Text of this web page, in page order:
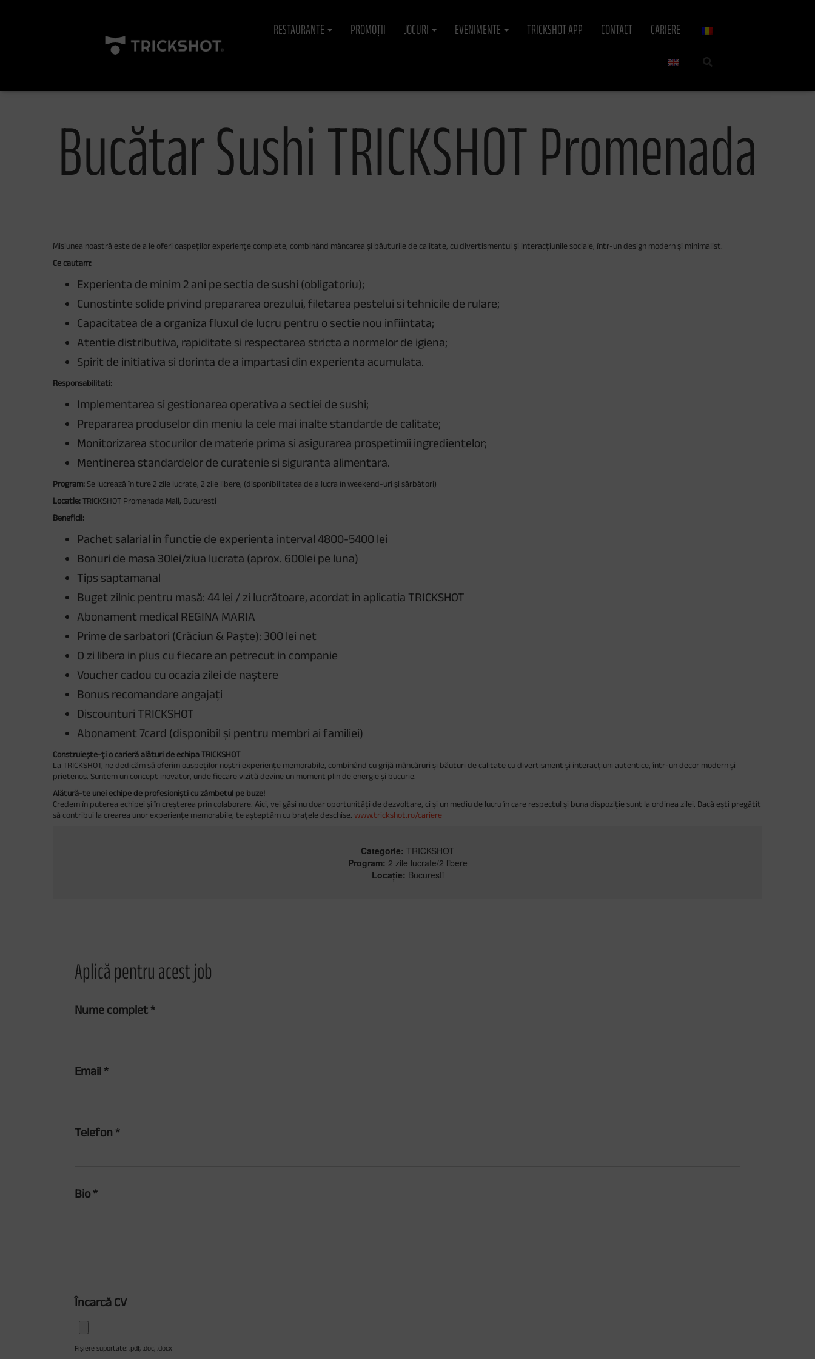
RESTAURANTE PROMOȚII JOCURI EVENIMENTE TRICKSHOT APP CONTACT CARIERE
Bucătar Sushi TRICKSHOT Promenada
Misiunea noastră este de a le oferi oaspeților experiențe complete, combinând mâncarea și băuturile de calitate, cu divertismentul și interacțiunile sociale, într-un design modern și minimalist.
Ce cautam:
Experienta de minim 2 ani pe sectia de sushi (obligatoriu);
Cunostinte solide privind prepararea orezului, filetarea pestelui si tehnicile de rulare;
Capacitatea de a organiza fluxul de lucru pentru o sectie nou infiintata;
Atentie distributiva, rapiditate si respectarea stricta a normelor de igiena;
Spirit de initiativa si dorinta de a impartasi din experienta acumulata.
Responsabilitati:
Implementarea si gestionarea operativa a sectiei de sushi;
Prepararea produselor din meniu la cele mai inalte standarde de calitate;
Monitorizarea stocurilor de materie prima si asigurarea prospetimii ingredientelor;
Mentinerea standardelor de curatenie si siguranta alimentara.
Program: Se lucrează în ture 2 zile lucrate, 2 zile libere, (disponibilitatea de a lucra în weekend-uri și sărbători)
Locatie:TRICKSHOT Promenada Mall, Bucuresti
Beneficii:
Pachet salarial in functie de experienta interval 4800-5400 lei
Bonuri de masa 30lei/ziua lucrata (aprox. 600lei pe luna)
Tips saptamanal
Buget zilnic pentru masă: 44 lei / zi lucrătoare, acordat in aplicatia TRICKSHOT
Abonament medical REGINA MARIA
Prime de sarbatori (Crăciun & Paște): 300 lei net
O zi libera in plus cu fiecare an petrecut in companie
Voucher cadou cu ocazia zilei de naștere
Bonus recomandare angajați
Discounturi TRICKSHOT
Abonament 7card (disponibil și pentru membri ai familiei)
Construiește-ți o carierăalături de echipaTRICKSHOT
La TRICKSHOT, ne dedicăm să oferim oaspeților noștri experiențe memorabile, combinând cu grijă mâncăruri și băuturi de calitate cu divertisment și interacțiuni autentice, într-un decor modern și
prietenos. Suntem un concept inovator, unde fiecare vizită devine un moment plin de energie și bucurie.
Alătură-te unei echipe de profesioniști cu zâmbetul pe buze!
Credem în puterea echipei și în creșterea prin colaborare. Aici, vei găsi nu doar oportunități de dezvoltare, ci și un mediu de lucru în care respectul și buna dispoziție sunt la ordinea zilei. Dacă ești pregătit
să contribui la crearea unor experiențe memorabile, te așteptăm cu brațele deschise. www.trickshot.ro/cariere
Categorie: TRICKSHOT
Program: 2 zile lucrate/2 libere
Locație: Bucuresti
Aplică pentru acest job
Nume complet*
Email*
Telefon *
Bio*
Încarcă CV
Fișiere suportate: .pdf, .doc, .docx